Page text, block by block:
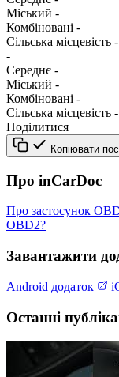
Міський -
Комбіновані -
Сільська місцевість -
-
Середнє -
Міський -
Комбіновані -
Сільська місцевість -
Поділитися
Копіювати
Про inCarDoc
Про застосунок
OBD2?
Завантажити
Android додаток
Останні